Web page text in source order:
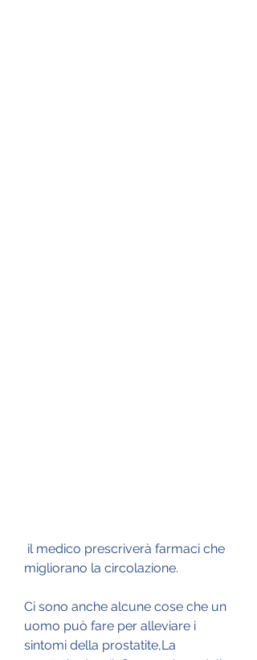
migliorano la circolazione.
Ci sono anche alcune cose che un
uomo può fare per alleviare i
sintomi della prostatite,La